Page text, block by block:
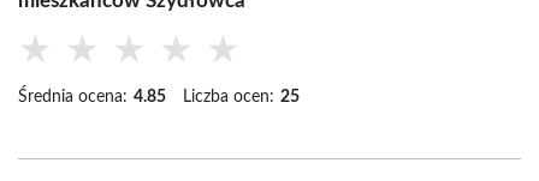
★ ★ ★ ★ ★
Średnia ocena: 4.85 Liczba ocen: 25